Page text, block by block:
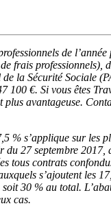
de
frais professionnels) ​,
la Sécurité Sociale
100 €. Si vous êtes
plus avantageuse.
% s’applique sur les
du 27 septembre 2017,
tous contrats
s’ajoutent les
30 % au total.
cas.